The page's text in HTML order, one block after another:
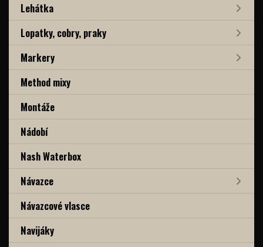
Lehátka
Lopatky, cobry, praky
Markery
Method mixy
Montáže
Nádobí
Nash Waterbox
Návazce
Návazcové vlasce
Navijáky